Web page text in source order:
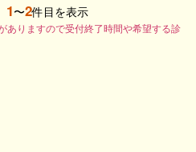
1〜2件目を表示
ありますので受付終了時間や希望する診